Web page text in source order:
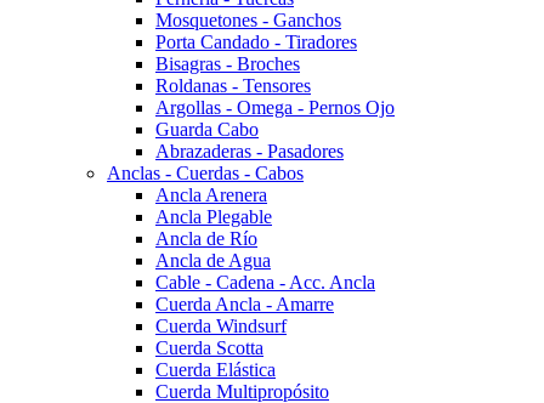
Mosquetones - Ganchos
Porta Candado - Tiradores
Bisagras - Broches
Roldanas - Tensores
Argollas - Omega - Pernos Ojo
Guarda Cabo
Abrazaderas - Pasadores
Anclas - Cuerdas - Cabos
Ancla Arenera
Ancla Plegable
Ancla de Río
Ancla de Agua
Cable - Cadena - Acc. Ancla
Cuerda Ancla - Amarre
Cuerda Windsurf
Cuerda Scotta
Cuerda Elástica
Cuerda Multipropósito